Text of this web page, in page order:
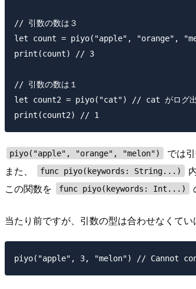
// 引数の数は３
let count = piyo("apple", "orange",
print(count) // 3
// 引数の数は１
let count2 = piyo("cat") // cat がログ出
piyo("apple", "orange", "melon") では
また、
func piyo(keywords: String...)
この関数を
func piyo(keywords: Int...)
当たり前ですが、引数の型は合わせなくてい